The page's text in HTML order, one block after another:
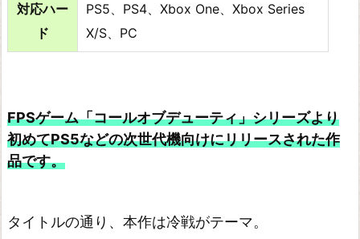
対応ハー
ド
PS5、PS4、Xbox One、Xbox Series
X/S、PC
FPSゲーム「コールオブデューティ」シリーズより
初めてPS5などの次世代機向けにリリースされた作
品です。
タイトルの通り、本作は冷戦がテーマ。